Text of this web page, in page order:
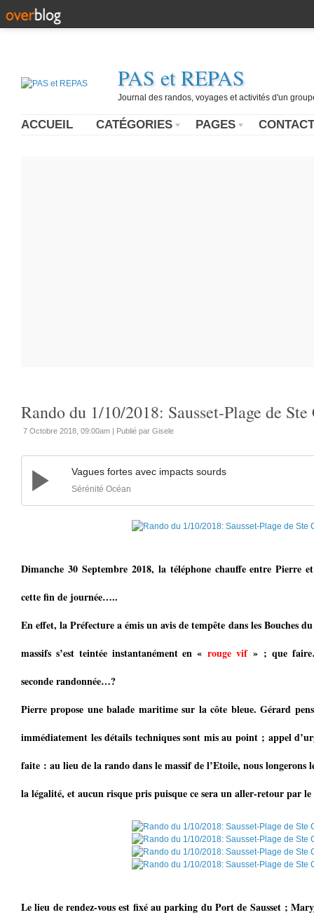
PAS et REPAS
Journal des randos, voyages et activités d'un
ACCUEIL CATÉGORIES PAGES CONTACT
Rando du 1/10/2018: Sausset-Plage de
7 Octobre 2018, 09:00am | Publié par Gisele
Vagues fortes avec impacts sourds
Sérénité Océan
Dimanche 30 Septembre 2018, la téléphone chauffe entre Pierre
cette fin de journée…..
En effet, la Préfecture a émis un avis de tempête dans les Bouches
massifs s’est teintée instantanément en «rouge vif» ; que
seconde randonnée…?
Pierre propose une balade maritime sur la côte bleue. Gérard
immédiatement les détails techniques sont mis au point ; appel
faite : au lieu de la rando dans le massif de l’Etoile, nous longerons
la légalité, et aucun risque pris puisque ce sera un aller-retour par le
Le lieu de rendez-vous est fixé au parking du Port de Sausset ;